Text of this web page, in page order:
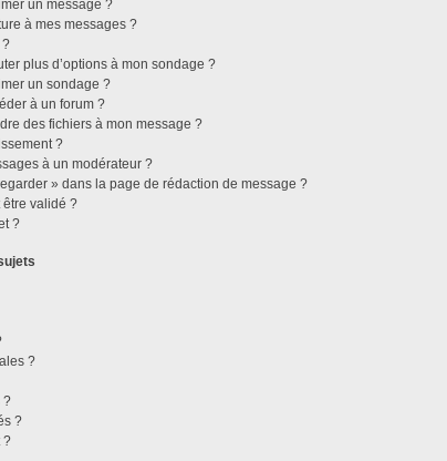
un message ?
à mes messages ?
?
plus d’options à mon sondage ?
un sondage ?
à un forum ?
des fichiers à mon message ?
?
à un modérateur ?
» dans la page de rédaction de message ?
être validé ?
?
?
?
?
?